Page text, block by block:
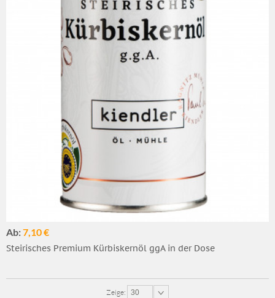
Ab:7,10 €
Steirisches Premium Kürbiskernöl ggA in der Dose
Zeige: 30